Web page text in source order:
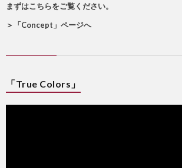
まずはこちらをご覧ください。
＞
「Concept」ページへ
「True Colors」
動